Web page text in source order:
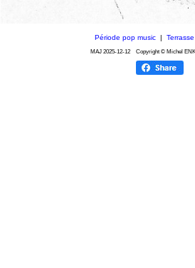
Période pop music | Terrasse
MAJ 2025-12-12Copyright © Michel